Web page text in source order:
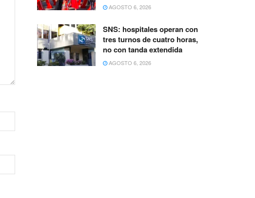
AGOSTO 6, 2026
SNS: hospitales operan con
tres turnos de cuatro horas,
no con tanda extendida
AGOSTO 6, 2026